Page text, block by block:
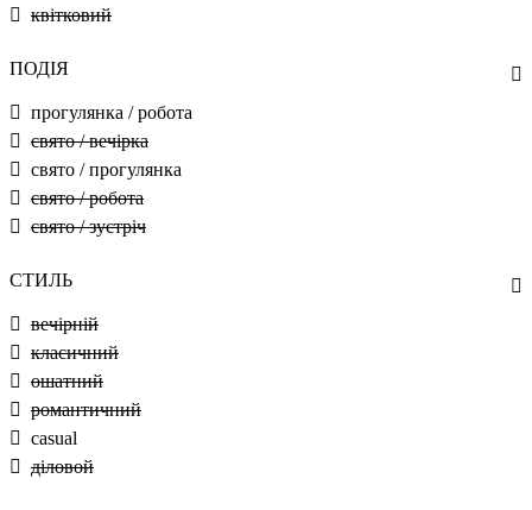
квітковий
ПОДІЯ
прогулянка / робота
свято / вечірка
свято / прогулянка
свято / робота
свято / зустріч
СТИЛЬ
вечірній
класичний
ошатний
романтичний
casual
діловой